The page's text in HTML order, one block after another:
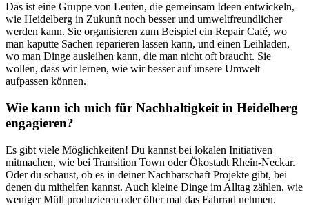
Das ist eine Gruppe von Leuten, die gemeinsam Ideen entwickeln,
wie Heidelberg in Zukunft noch besser und umweltfreundlicher
werden kann. Sie organisieren zum Beispiel ein Repair Café, wo
man kaputte Sachen reparieren lassen kann, und einen Leihladen,
wo man Dinge ausleihen kann, die man nicht oft braucht. Sie
wollen, dass wir lernen, wie wir besser auf unsere Umwelt
aufpassen können.
Wie kann ich mich für Nachhaltigkeit in Heidelberg
engagieren?
Es gibt viele Möglichkeiten! Du kannst bei lokalen Initiativen
mitmachen, wie bei Transition Town oder Ökostadt Rhein-Neckar.
Oder du schaust, ob es in deiner Nachbarschaft Projekte gibt, bei
denen du mithelfen kannst. Auch kleine Dinge im Alltag zählen, wie
weniger Müll produzieren oder öfter mal das Fahrrad nehmen.